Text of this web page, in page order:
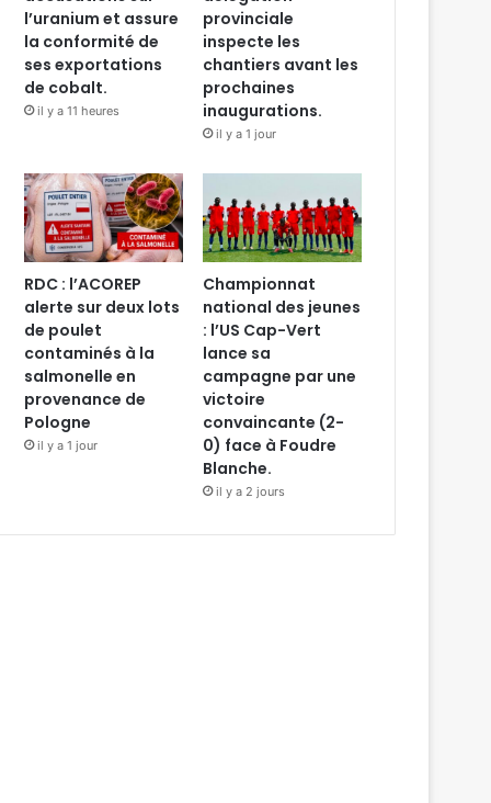
l’uranium et assure
la conformité de
ses exportations
de cobalt.
il y a 11 heures
provinciale
inspecte les
chantiers avant les
prochaines
inaugurations.
il y a 1 jour
RDC : l’ACOREP
alerte sur deux lots
de poulet
contaminés à la
salmonelle en
provenance de
Pologne
il y a 1 jour
Championnat
national des jeunes
: l’US Cap-Vert
lance sa
campagne par une
victoire
convaincante (2-
0) face à Foudre
Blanche.
il y a 2 jours